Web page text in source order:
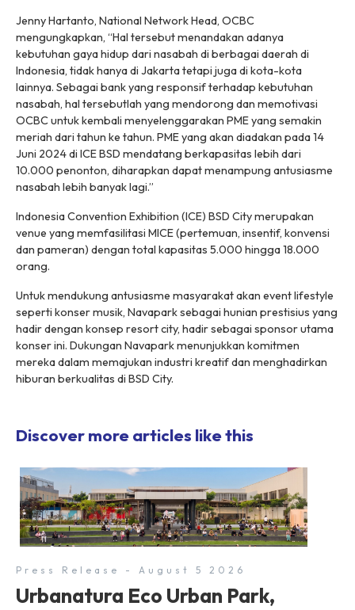
Jenny Hartanto, National Network Head, OCBC
mengungkapkan, “Hal tersebut menandakan adanya
kebutuhan gaya hidup dari nasabah di berbagai daerah di
Indonesia, tidak hanya di Jakarta tetapi juga di kota-kota
lainnya. Sebagai bank yang responsif terhadap kebutuhan
nasabah, hal tersebutlah yang mendorong dan memotivasi
OCBC untuk kembali menyelenggarakan PME yang semakin
meriah dari tahun ke tahun. PME yang akan diadakan pada 14
Juni 2024 di ICE BSD mendatang berkapasitas lebih dari
10.000 penonton, diharapkan dapat menampung antusiasme
nasabah lebih banyak lagi.”
Indonesia Convention Exhibition (ICE) BSD City merupakan
venue yang memfasilitasi MICE (pertemuan, insentif, konvensi
dan pameran) dengan total kapasitas 5.000 hingga 18.000
orang.
Untuk mendukung antusiasme masyarakat akan event lifestyle
seperti konser musik, Navapark sebagai hunian prestisius yang
hadir dengan konsep resort city, hadir sebagai sponsor utama
konser ini. Dukungan Navapark menunjukkan komitmen
mereka dalam memajukan industri kreatif dan menghadirkan
hiburan berkualitas di BSD City.
Discover more articles like this
Press Release - August 5 2026
Urbanatura Eco Urban Park,